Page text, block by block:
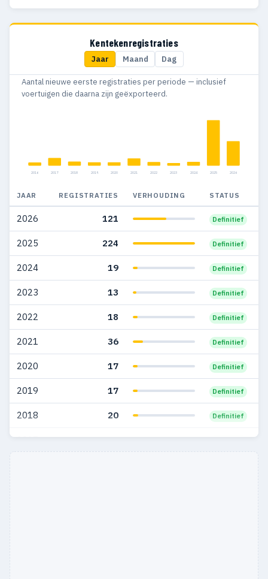
2017 32 35
39
2014 40
5
Kentekenregistraties
Jaar Maand Dag
Aantal nieuwe eerste registraties per periode — inclusief
voertuigen die daarna zijn geëxporteerd.
2016 2017 2018 2019 2020 2021 2022 2023 2024 2025 2026
JAAR REGISTRATIES VERHOUDING STATUS
2026 121 Definitief
2025 224 Definitief
2024 19 Definitief
2023 13 Definitief
2022 18 Definitief
2021 36 Definitief
2020 17 Definitief
2019 17 Definitief
2018 20 Definitief
2017 38